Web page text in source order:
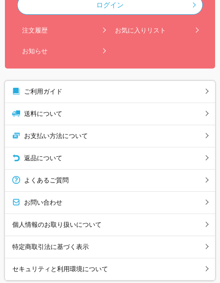
ログイン
注文履歴 お気に入りリスト
お知らせ
ご利用ガイド
送料について
お支払い方法について
返品について
よくあるご質問
お問い合わせ
個人情報のお取り扱いについて
特定商取引法に基づく表示
セキュリティと利用環境について